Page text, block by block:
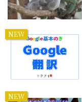
NEW
NEW